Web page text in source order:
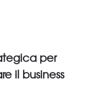
per
il business